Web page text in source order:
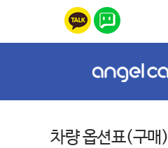
차량 옵션표(구매)